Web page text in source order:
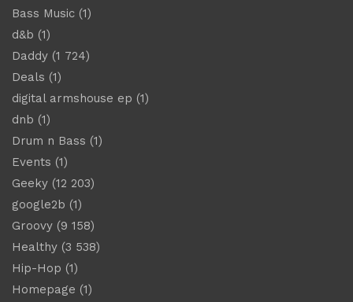
Bass Music (1)
d&b (1)
Daddy (1 724)
Deals (1)
digital armshouse ep (1)
dnb (1)
Drum n Bass (1)
Events (1)
Geeky (12 203)
google2b (1)
Groovy (9 158)
Healthy (3 538)
Hip-Hop (1)
Homepage (1)